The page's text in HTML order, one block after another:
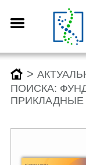
>
ПОИСКА:
ПРИКЛАДНЫЕ